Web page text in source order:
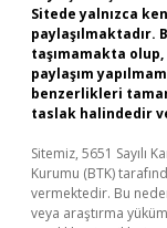
Sitede yalnızca
taşımamakta
paylaşım
benzerlikleri
taslak halindedir
Sitemiz, 5651 Sayılı
Kurumu (BTK)
vermektedir. Bu
veya araştırma